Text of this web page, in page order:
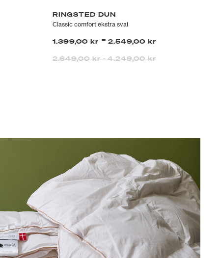
fra
RINGSTED DUN
Classic comfort ekstra sval
1.399,00 kr - 2.549,00 kr
2.649,00 kr-4.249,00 kr